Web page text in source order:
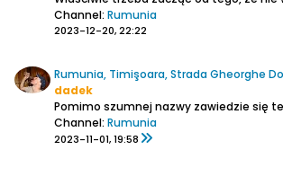
Channel: Rumunia
2023-12-20, 22:22
dadek
Channel: Rumunia
2023-11-01, 19:58